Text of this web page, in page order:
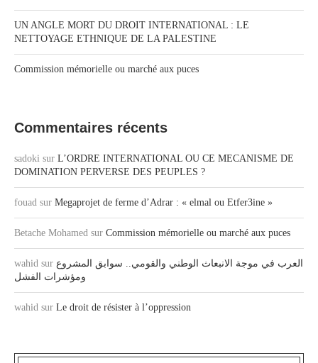
UN ANGLE MORT DU DROIT INTERNATIONAL : LE
NETTOYAGE ETHNIQUE DE LA PALESTINE
Commission mémorielle ou marché aux puces
Commentaires récents
sadoki sur L’ORDRE INTERNATIONAL OU CE MECANISME DE
DOMINATION PERVERSE DES PEUPLES ?
fouad sur Megaprojet de ferme d’Adrar : « elmal ou Etfer3ine »
Betache Mohamed sur Commission mémorielle ou marché aux puces
wahid sur العرب في موجة الانبعاث الوطني والقومي.. سوابق المشروع
ومؤشرات الفشل
wahid sur Le droit de résister à l’oppression